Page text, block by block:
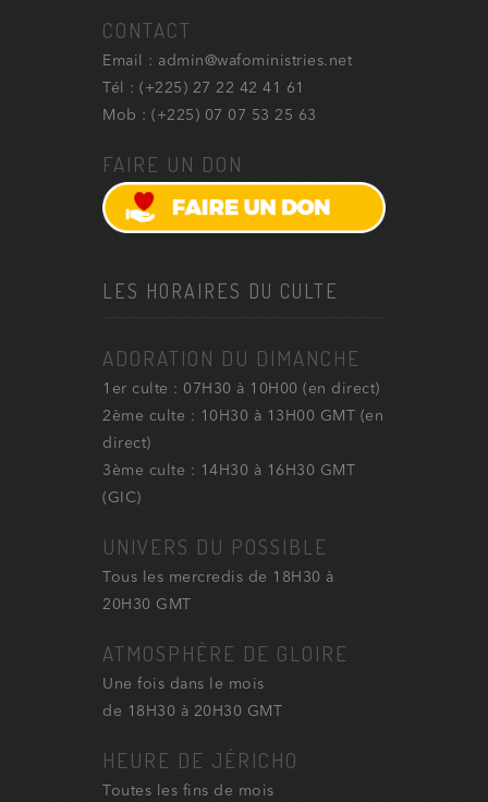
CONTACT
Email : admin@wafoministries.net
Tél : (+225) 27 22 42 41 61
Mob : (+225) 07 07 53 25 63
FAIRE UN DON
LES HORAIRES DU CULTE
ADORATION DU DIMANCHE
1er culte : 07H30 à 10H00 (en direct)
2ème culte : 10H30 à 13H00 GMT (en
direct)
3ème culte : 14H30 à 16H30 GMT
(GIC)
UNIVERS DU POSSIBLE
Tous les mercredis de 18H30 à
20H30 GMT
ATMOSPHÈRE DE GLOIRE
Une fois dans le mois
de 18H30 à 20H30 GMT
HEURE DE JÉRICHO
Toutes les fins de mois